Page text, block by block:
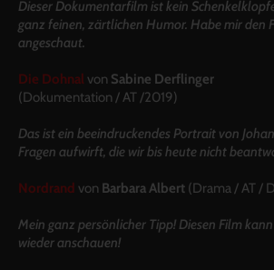
Dieser Dokumentarfilm ist kein
ganz feinen, zärtlichen Humor. Habe mir den
angeschaut.
Die Dohnal von Sabine Derflinger
(Dokumentation /AT /2019)
Das ist ein beeindruckendes Portrait von
Fragen aufwirft, die wir bis heute nicht
Nordrand von Barbara Albert (Drama /AT /
Mein ganz persönlicher Tipp! Diesen Film
wieder anschauen!